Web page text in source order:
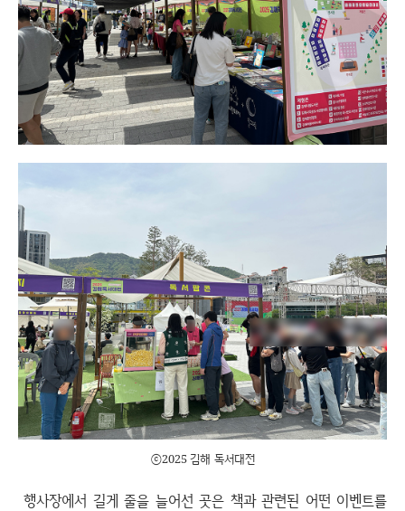
ⓒ2025 김해 독서대전
행사장에서 길게 줄을 늘어선 곳은 책과 관련된 어떤 이벤트를